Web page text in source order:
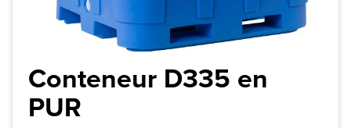
Conteneur D335 en
PUR